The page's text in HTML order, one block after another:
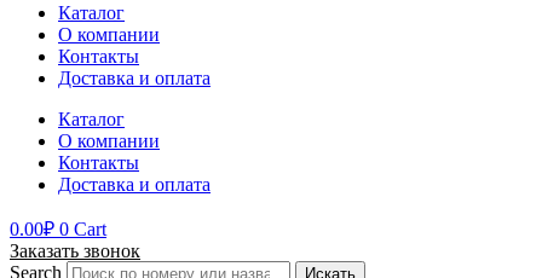
Каталог
О компании
Контакты
Доставка и оплата
Каталог
О компании
Контакты
Доставка и оплата
0.00₽ 0 Cart
Заказать звонок
Search
Искать